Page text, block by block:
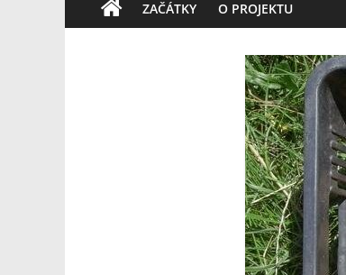
ZAČÁTKY O PROJEKTU